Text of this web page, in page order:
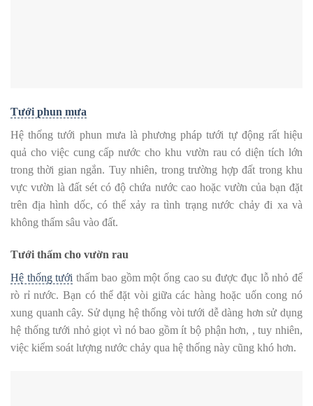
Tưới phun mưa
Hệ thống tưới phun mưa là phương pháp tưới tự động rất hiệu
quả cho việc cung cấp nước cho khu vườn rau có diện tích lớn
trong thời gian ngắn. Tuy nhiên, trong trường hợp đất trong khu
vực vườn là đất sét có độ chứa nước cao hoặc vườn của bạn đặt
trên địa hình dốc, có thể xảy ra tình trạng nước chảy đi xa và
không thấm sâu vào đất.
Tưới thấm cho vườn rau
Hệ thống tưới thấm bao gồm một ống cao su được đục lỗ nhỏ để
rò rỉ nước. Bạn có thể đặt vòi giữa các hàng hoặc uốn cong nó
xung quanh cây. Sử dụng hệ thống vòi tưới dễ dàng hơn sử dụng
hệ thống tưới nhỏ giọt vì nó bao gồm ít bộ phận hơn, , tuy nhiên,
việc kiểm soát lượng nước chảy qua hệ thống này cũng khó hơn.